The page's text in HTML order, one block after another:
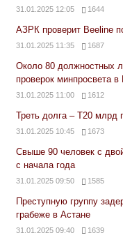
31.01.2025 12:05 1644
АЗРК проверит Beeline
31.01.2025 11:35 1687
Около 80 должностных
проверок минпросвета в
31.01.2025 11:00 1612
Треть долга – Т20 млрд
31.01.2025 10:45 1673
Свыше 90 человек с
с начала года
31.01.2025 09:50 1585
Преступную группу
грабеже в Астане
31.01.2025 09:40 1639